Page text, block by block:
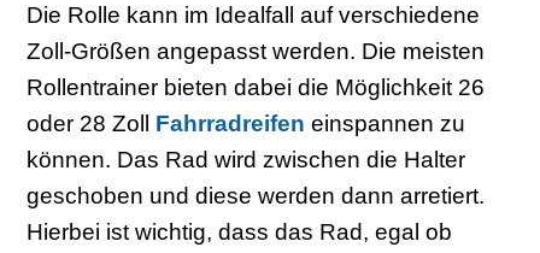
Die Rolle kann im Idealfall auf verschiedene
Zoll-Größen angepasst werden. Die meisten
Rollentrainer bieten dabei die Möglichkeit 26
oder 28 Zoll Fahrradreifen einspannen zu
können. Das Rad wird zwischen die Halter
geschoben und diese werden dann arretiert.
Hierbei ist wichtig, dass das Rad, egal ob